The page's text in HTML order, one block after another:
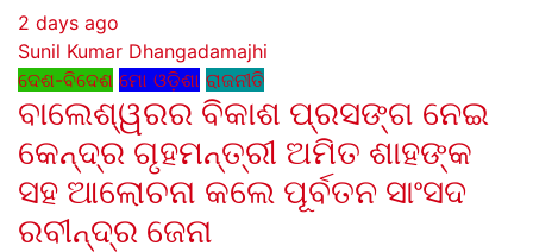
2 days ago
Sunil Kumar Dhangadamajhi
ଦେଶ-ବିଦେଶ ମୋ ଓଡ଼ିଶା ରାଜନୀତି
ବାଲେଶ୍ୱରର ବିକାଶ ପ୍ରସଙ୍ଗ ନେଇ
କେନ୍ଦ୍ର ଗୃହମନ୍ତ୍ରୀ ଅମିତ ଶାହଙ୍କ
ସହ ଆଲୋଚନା କଲେ ପୂର୍ବତନ ସାଂସଦ
ରବୀନ୍ଦ୍ର ଜେନା